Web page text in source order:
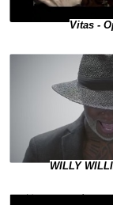
Vitas -
WILLY